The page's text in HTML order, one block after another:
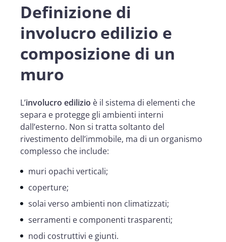
Definizione di
involucro edilizio e
composizione di un
muro
L’involucro edilizio è il sistema di elementi che
separa e protegge gli ambienti interni
dall’esterno. Non si tratta soltanto del
rivestimento dell’immobile, ma di un organismo
complesso che include:
muri opachi verticali;
coperture;
solai verso ambienti non climatizzati;
serramenti e componenti trasparenti;
nodi costruttivi e giunti.